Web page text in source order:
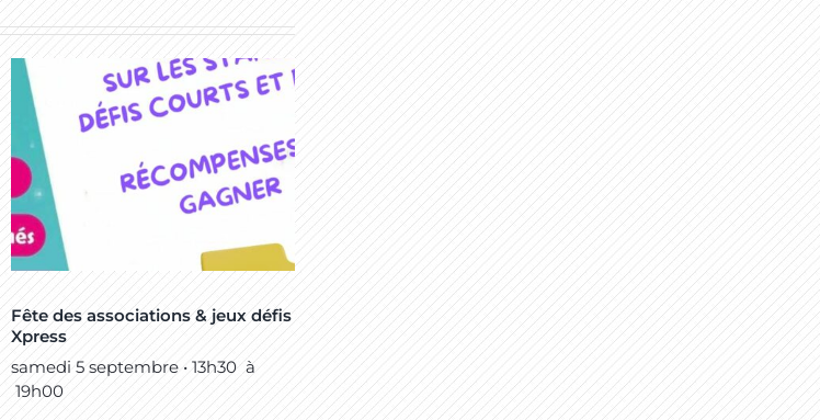
Fête des associations & jeux défis
Xpress
samedi 5 septembre • 13h30 à
19h00